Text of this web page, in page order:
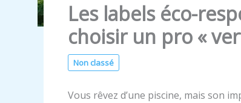
Les labels éco-
choisir un pro «
Non classé
Vous rêvez d’une piscine, mais son